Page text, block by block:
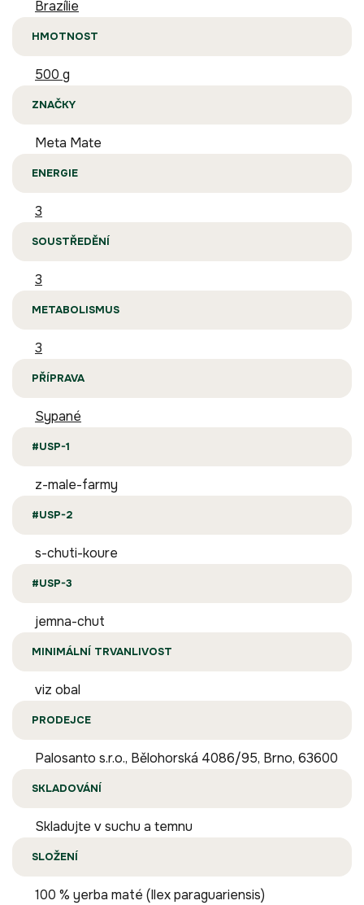
Brazílie
HMOTNOST
500 g
ZNAČKY
Meta Mate
ENERGIE
3
SOUSTŘEDĚNÍ
3
METABOLISMUS
3
PŘÍPRAVA
Sypané
#USP-1
z-male-farmy
#USP-2
s-chuti-koure
#USP-3
jemna-chut
MINIMÁLNÍ TRVANLIVOST
viz obal
PRODEJCE
Palosanto s.r.o., Bělohorská 4086/95, Brno, 63600
SKLADOVÁNÍ
Skladujte v suchu a temnu
SLOŽENÍ
100 % yerba maté (Ilex paraguariensis)